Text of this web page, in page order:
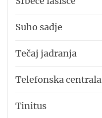
Suho sadje
Tečaj jadranja
Telefonska centrala
Tinitus